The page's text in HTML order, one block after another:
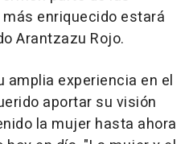
enriquecido estará
Arantzazu Rojo.
amplia experiencia en el
aportar su visión
la mujer hasta ahora